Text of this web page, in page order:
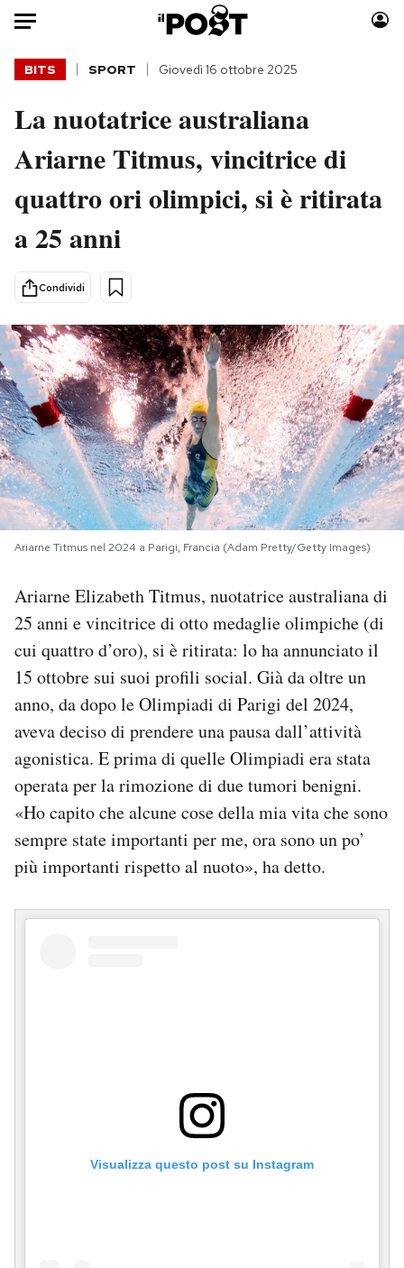
Auto
Politica
Tecnologia
Scienza
Cultura
Economia
Sport
Moda
Consumismi
Altrecose
Mondiali calcio 2026
PODCAST
NEWSLETTER
SHOP
CALENDARIO
AREA PERSONALE
Newsletter
Notifiche mobile
Regala il Post
Hai bisogno di aiuto?
BITS SPORT Giovedì 16 ottobre 2025
La nuotatrice australiana
Ariarne Titmus, vincitrice di
quattro ori olimpici, si è ritirata
a 25 anni
Condividi
Ariarne Titmus nel 2024 a Parigi, Francia (Adam Pretty/Getty Images)
Ariarne Elizabeth Titmus, nuotatrice australiana di
25 anni e vincitrice di otto medaglie olimpiche (di
cui quattro d’oro), si è ritirata: lo ha annunciato il
15 ottobre sui suoi profili social. Già da oltre un
anno, da dopo le Olimpiadi di Parigi del 2024,
aveva deciso di prendere una pausa dall’attività
agonistica. E prima di quelle Olimpiadi era stata
operata per la rimozione di due tumori benigni.
«Ho capito che alcune cose della mia vita che sono
sempre state importanti per me, ora sono un po’
più importanti rispetto al nuoto», ha detto.
Visualizza questo post su Instagram